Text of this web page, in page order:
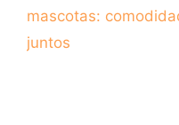
mascotas:
juntos